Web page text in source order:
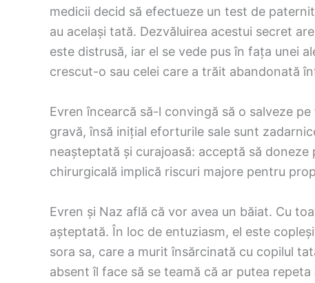
medicii decid să efectueze un test de
au același tată. Dezvăluirea acestui secret
este distrusă, iar el se vede pus în fața unei
crescut-o sau celei care a trăit abandonată
Evren încearcă să-l convingă să o salveze
gravă, însă inițial eforturile sale sunt
neașteptată și curajoasă: acceptă să
chirurgicală implică riscuri majore pentru
Evren și Naz află că vor avea un băiat. Cu
așteptată. În loc de entuziasm, el este
sora sa, care a murit însărcinată cu copilul
absent îl face să se teamă că ar putea